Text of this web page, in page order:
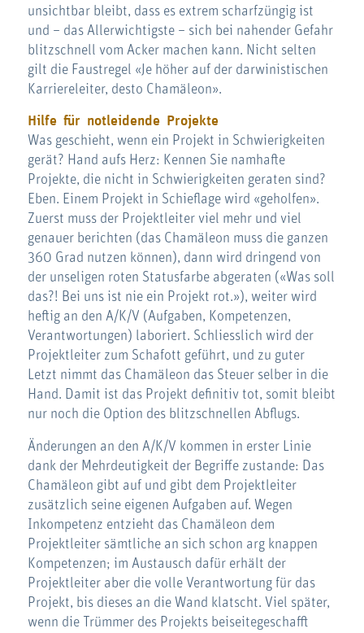
unsichtbar bleibt, dass es extrem scharfzüngig ist
und – das Allerwichtigste – sich bei nahender Gefahr
blitzschnell vom Acker machen kann. Nicht selten
gilt die Faustregel «Je höher auf der darwinistischen
Karriereleiter, desto Chamäleon».
Hilfe für notleidende Projekte
Was geschieht, wenn ein Projekt in Schwierigkeiten
gerät? Hand aufs Herz: Kennen Sie namhafte
Projekte, die nicht in Schwierigkeiten geraten sind?
Eben. Einem Projekt in Schieflage wird «geholfen».
Zuerst muss der Projektleiter viel mehr und viel
genauer berichten (das Chamäleon muss die ganzen
360 Grad nutzen können), dann wird dringend von
der unseligen roten Statusfarbe abgeraten («Was soll
das?! Bei uns ist nie ein Projekt rot.»), weiter wird
heftig an den A/K/V (Aufgaben, Kompetenzen,
Verantwortungen) laboriert. Schliesslich wird der
Projektleiter zum Schafott geführt, und zu guter
Letzt nimmt das Chamäleon das Steuer selber in die
Hand. Damit ist das Projekt definitiv tot, somit bleibt
nur noch die Option des blitzschnellen Abflugs.
Änderungen an den A/K/V kommen in erster Linie
dank der Mehrdeutigkeit der Begriffe zustande: Das
Chamäleon gibt auf und gibt dem Projektleiter
zusätzlich seine eigenen Aufgaben auf. Wegen
Inkompetenz entzieht das Chamäleon dem
Projektleiter sämtliche an sich schon arg knappen
Kompetenzen; im Austausch dafür erhält der
Projektleiter aber die volle Verantwortung für das
Projekt, bis dieses an die Wand klatscht. Viel später,
wenn die Trümmer des Projekts beiseitegeschafft